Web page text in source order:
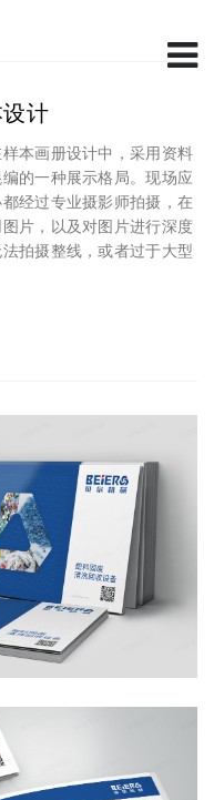
计
本画册设计中，采用资料
的一种展示格局。现场应
经过专业摄影师拍摄，在
片，以及对图片进行深度
拍摄整线，或者过于大型